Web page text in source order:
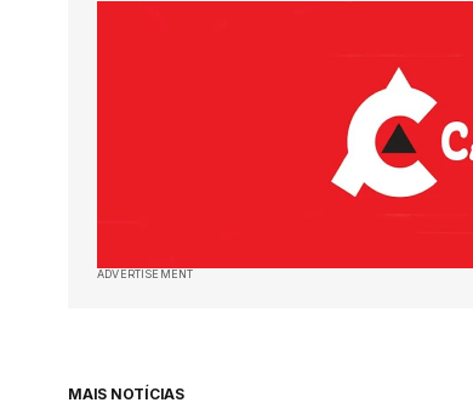
ADVERTISEMENT
MAIS NOTÍCIAS